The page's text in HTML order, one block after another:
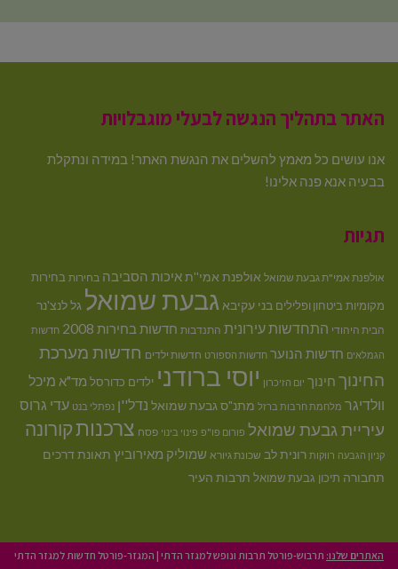
האתר בתהליך הנגשה לבעלי מוגבלויות
אנו עושים כל מאמץ להשלים את הנגשת האתר! במידה ונתקלת
בבעיה אנא פנה אלינו!
תגיות
אולפנת אמי"ת גבעת שמואל אולפנת אמי''תאיכות הסביבה בחירות בחירות
מקומיותביטחון ופלילים בני עקיבא גבעת שמואל גל לנצ'נר
הבית היהודי התחדשות עירונית התנדבות חדשות בחירות 2008 חדשות
הגמלאים חדשות הנוער חדשות הספורט חדשות ילדים חדשות מערכת
החינוך חינוך יום הזיכרון יוסי ברודני ילדים כדורסל מד"א מיכל
וולדיגר מלחמת חרבות ברזל מתנ"ס גבעת שמואל נדל''ן נפתלי בנט עדי גרוס
עיריית גבעת שמואל פורום פו"פ פינוי בינוי פסח צרכנותקורונה
קניון הגבעה רווקות רונית לב שכונת גיורא שמוליק מאירוביץ תאונת דרכים
תחבורה תיכון גבעת שמואל תרבות העיר
האתרים שלנו: תרבוש-פורטל תרבות ונופש למגזר הדתי | המגזר-פורטל חדשות למגזר הדתי